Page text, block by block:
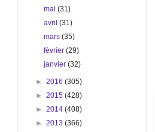
mai(31)
avril(31)
mars(35)
février(29)
janvier(32)
► 2016 (305)
► 2015 (428)
► 2014 (408)
► 2013 (366)